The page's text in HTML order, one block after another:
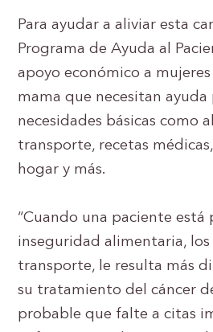
Para ayudar a aliviar esta
Programa de Ayuda al
apoyo económico a
mama que necesitan
necesidades básicas como
transporte, recetas
hogar y más.
“Cuando una paciente está
inseguridad alimentaria, los
transporte, le resulta más
su tratamiento del cáncer
probable que falte a citas